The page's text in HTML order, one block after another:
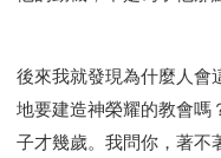
後來我就發現為什麼人會
地要建造神榮耀的教會嗎
子才幾歲。我問你，著不